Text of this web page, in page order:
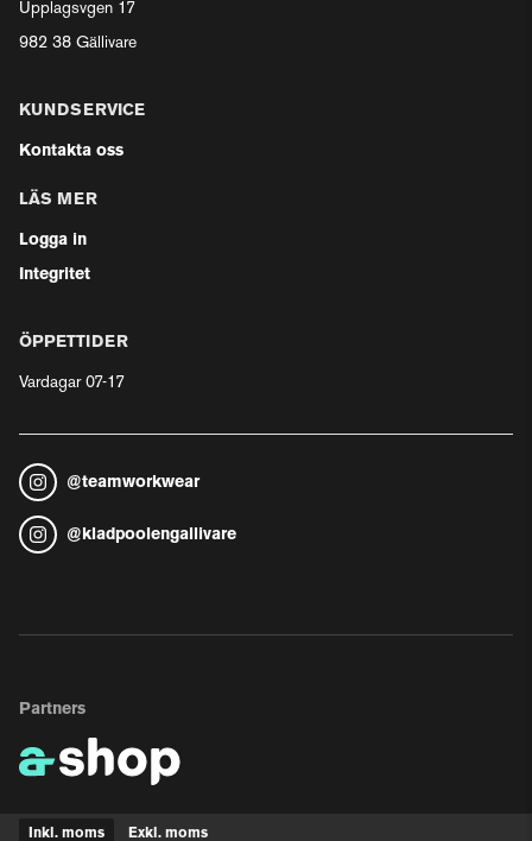
Upplagsvgen 17
982 38 Gällivare
KUNDSERVICE
Kontakta oss
LÄS MER
Logga in
Integritet
ÖPPETTIDER
Vardagar 07-17
@teamworkwear
@ kladpoolengallivare
Partners
Inkl. moms Exkl. moms